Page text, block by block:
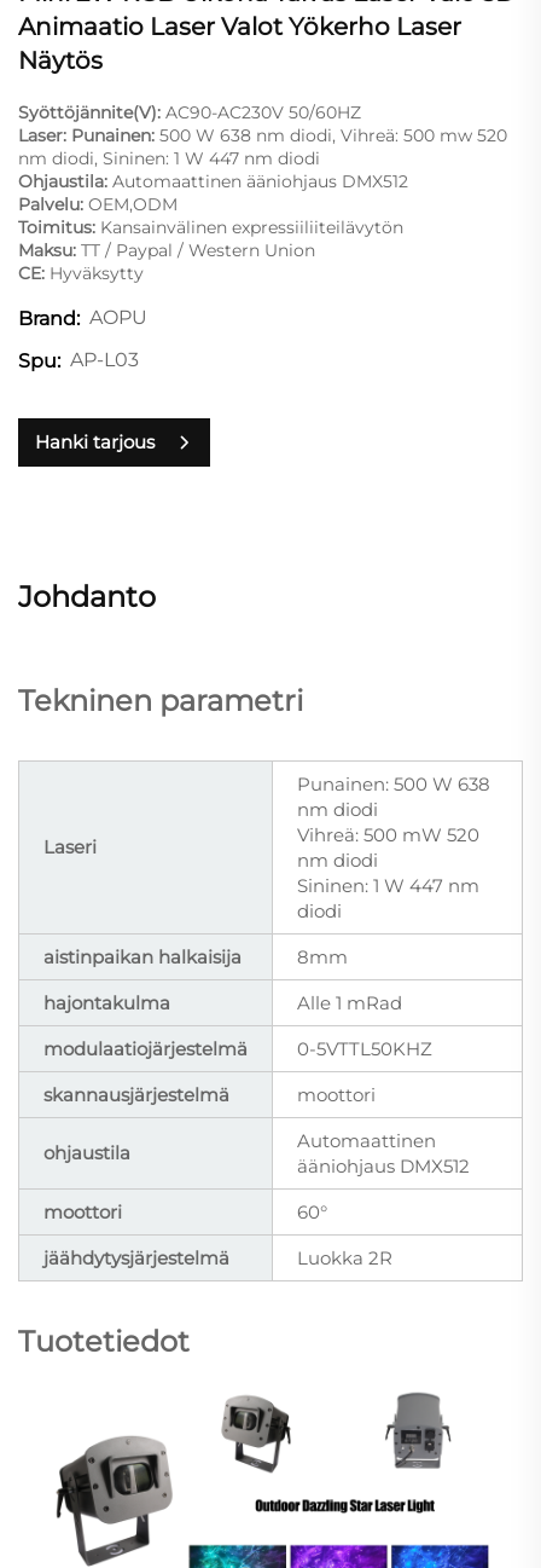
Animaatio Laser Valot Yökerho Laser
Näytös
Syöttöjännite(V): AC90-AC230V 50/60HZ
Laser: Punainen: 500 W 638 nm diodi, Vihreä: 500 mw 520
nm diodi, Sininen: 1 W 447 nm diodi
Ohjaustila: Automaattinen ääniohjaus DMX512
Palvelu: OEM,ODM
Toimitus: Kansainvälinen expressiiliiteilävytön
Maksu: TT / Paypal / Western Union
CE: Hyväksytty
Brand: AOPU
Spu: AP-L03
Hanki tarjous
Johdanto
Tekninen parametri
Laseri
Punainen: 500 W 638
nm diodi
Vihreä: 500 mW 520
nm diodi
Sininen: 1 W 447 nm
diodi
aistinpaikan halkaisija
8mm
hajontakulma
Alle 1 mRad
modulaatiojärjestelmä
0-5VTTL50KHZ
skannausjärjestelmä
moottori
ohjaustila
Automaattinen
ääniohjaus DMX512
moottori
60°
jäähdytysjärjestelmä
Luokka 2R
Tuotetiedot